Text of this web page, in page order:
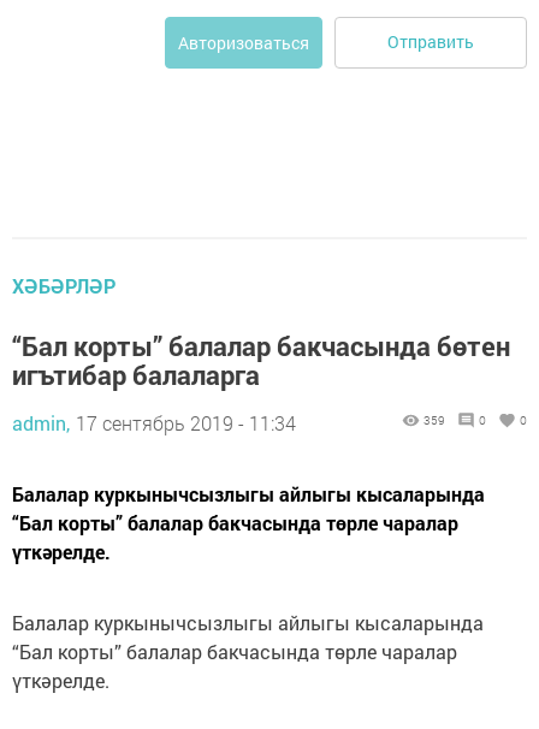
Авторизоваться Отправить
ХӘБӘРЛӘР
“Бал корты” балалар бакчасында бөтен
игътибар балаларга
admin, 17 сентябрь 2019 - 11:34 359 0 0
Балалар куркынычсызлыгы айлыгы кысаларында
“Бал корты” балалар бакчасында төрле чаралар
үткәрелде.
Балалар куркынычсызлыгы айлыгы кысаларында
“Бал корты” балалар бакчасында төрле чаралар
үткәрелде.